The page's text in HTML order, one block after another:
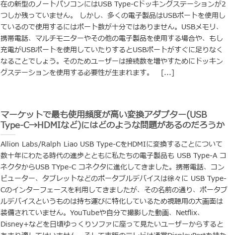
在の新型のノートパソコンにはUSB Type-Cドッキングステーションが2
つしか残っていません。 しかし、多くの電子製品はUSBポートを使用し
ているので使用するにはポート数が十分ではありません。USBメモリ、
携帯電話、マルチモニターやその他の電子製品を使用する場合や、もし
充電がUSBポートを使用していたりするとUSBポートがすぐに足りなく
なることでしょう。そのためユーザーは接続数を増やすためにドッキン
グステーションを使用する必要性が生まれます。 [...]
マーケットで最も使用頻度が高い変換アダプター(USB
Type-C→HDMIなど)にはどのような問題があるのだろうか
Allion Labs/Ralph Liao USB Type-CをHDMIに変換することについて
数十年にわたる時代の進歩とともに私たちの電子製品も USB Type-A コ
ネクタからUSB TYpe-C コネクタに進化してきました。携帯電話、コン
ピューター、タブレットなどのポータブルデバイスは徐々に USB Type-
Cのインターフェースを利用してきましたが、その名前の通り、ポータブ
ルデバイスというものは持ち運びに特化しているため視聴用の大画面は
装備されていません。YouTubeや自分で撮影した動画、Netflix、
Disney+などを日頃ゆっくりソファに座って見たいユーザーからすると